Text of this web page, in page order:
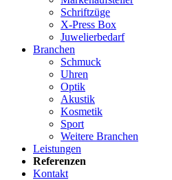
Schriftzüge
X-Press Box
Juwelierbedarf
Branchen
Schmuck
Uhren
Optik
Akustik
Kosmetik
Sport
Weitere Branchen
Leistungen
Referenzen
Kontakt